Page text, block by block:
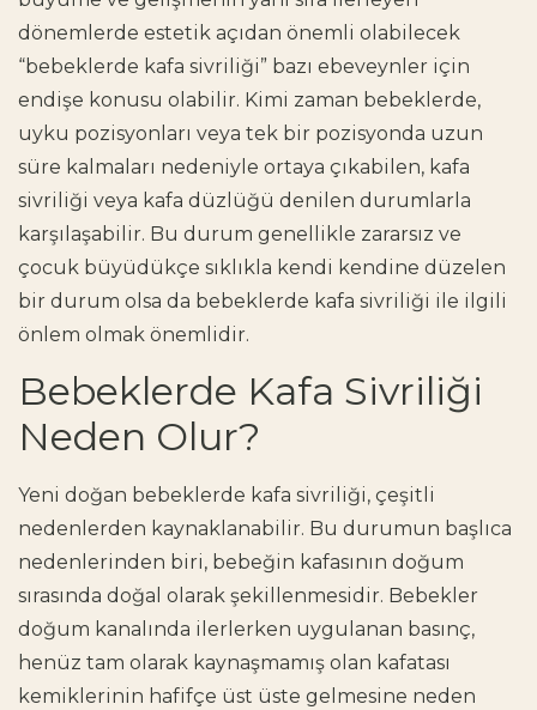
dönemlerde estetik açıdan önemli olabilecek
“bebeklerde kafa sivriliği” bazı ebeveynler için
endişe konusu olabilir. Kimi zaman bebeklerde,
uyku pozisyonları veya tek bir pozisyonda uzun
süre kalmaları nedeniyle ortaya çıkabilen, kafa
sivriliği veya kafa düzlüğü denilen durumlarla
karşılaşabilir. Bu durum genellikle zararsız ve
çocuk büyüdükçe sıklıkla kendi kendine düzelen
bir durum olsa da bebeklerde kafa sivriliği ile ilgili
önlem olmak önemlidir.
Bebeklerde Kafa Sivriliği
Neden Olur?
Yeni doğan bebeklerde kafa sivriliği, çeşitli
nedenlerden kaynaklanabilir. Bu durumun başlıca
nedenlerinden biri, bebeğin kafasının doğum
sırasında doğal olarak şekillenmesidir. Bebekler
doğum kanalında ilerlerken uygulanan basınç,
henüz tam olarak kaynaşmamış olan kafatası
kemiklerinin hafifçe üst üste gelmesine neden